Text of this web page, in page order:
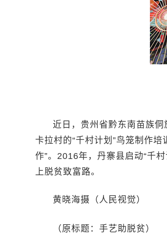
近日，贵州省黔东南苗族
卡拉村的“千村计划”鸟笼制作
作”。2016年，丹寨县启动“千
上脱贫致富路。
黄晓海摄（人民视觉）
（原标题：手艺助脱贫）